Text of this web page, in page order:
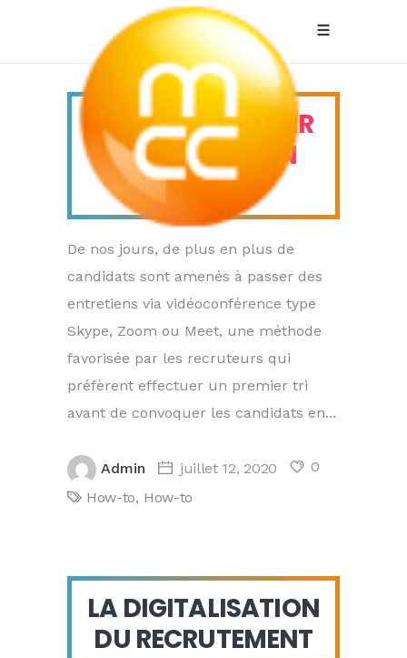
Visio-
conférence
Tag
HOW-TO: RÉUSSIR
SON ENTRETIEN
VIDÉO
De nos jours, de plus en plus de
candidats sont amenés à passer des
entretiens via vidéoconférence type
Skype, Zoom ou Meet, une méthode
favorisée par les recruteurs qui
préfèrent effectuer un premier tri
avant de convoquer les candidats en
Admin juillet 12, 2020
0
How-to, How-to
LA DIGITALISATION
DU RECRUTEMENT